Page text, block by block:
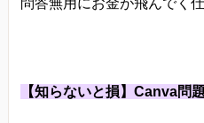
問答無用にお金が飛んでく
【知らないと損】Canva問題